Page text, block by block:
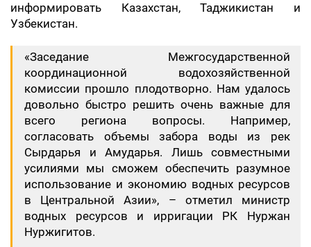
информировать Казахстан, Таджикистан и
Узбекистан.
«Заседание Межгосударственной
координационной водохозяйственной
комиссии прошло плодотворно. Нам удалось
довольно быстро решить очень важные для
всего региона вопросы. Например,
согласовать объемы забора воды из рек
Сырдарья и Амударья. Лишь совместными
усилиями мы сможем обеспечить разумное
использование и экономию водных ресурсов
в Центральной Азии», – отметил министр
водных ресурсов и ирригации РК Нуржан
Нуржигитов.